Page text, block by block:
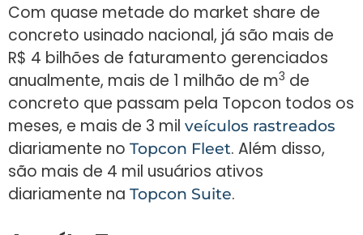
Com quase metade do market share de
concreto usinado nacional, já são mais de
R$ 4 bilhões de faturamento gerenciados
anualmente, mais de 1 milhão de m3 de
concreto que passam pela Topcon todos os
meses, e mais de 3 mil veículos rastreados
diariamente no Topcon Fleet. Além disso,
são mais de 4 mil usuários ativos
diariamente na Topcon Suite.